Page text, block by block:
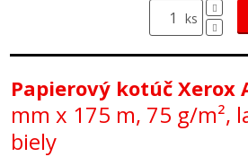
ks
Papierový kotúč Xerox
mm x 175 m, 75 g/m²,
biely